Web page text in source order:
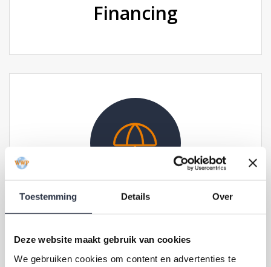
Toestemming Details Over
Deze website maakt gebruik van cookies
We gebruiken cookies om content en advertenties te
Financing
Insurance